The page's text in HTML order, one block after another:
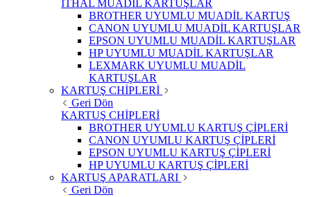
İTHAL MUADİL KARTUŞLAR
BROTHER UYUMLU MUADİL KARTUŞ
CANON UYUMLU MUADİL KARTUŞLAR
EPSON UYUMLU MUADİL KARTUŞLAR
HP UYUMLU MUADİL KARTUŞLAR
LEXMARK UYUMLU MUADİL
KARTUŞLAR
KARTUŞ CHİPLERİ
Geri Dön
KARTUŞ CHİPLERİ
BROTHER UYUMLU KARTUŞ ÇİPLERİ
CANON UYUMLU KARTUŞ ÇİPLERİ
EPSON UYUMLU KARTUŞ ÇİPLERİ
HP UYUMLU KARTUŞ ÇİPLERİ
KARTUŞ APARATLARI
Geri Dön